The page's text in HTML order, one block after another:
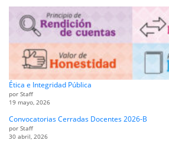
Ética e Integridad Pública
por Staff
19 mayo, 2026
Convocatorias Cerradas Docentes 2026-B
por Staff
30 abril, 2026